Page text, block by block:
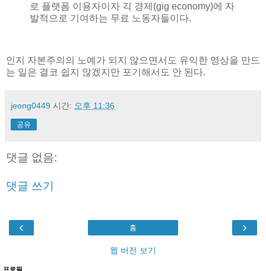
로 플랫폼 이용자이자 긱 경제(gig economy)에 자
발적으로 기여하는 무료 노동자들이다.
인지 자본주의의 노예가 되지 않으면서도 유익한 영상을 만드
는 일은 결코 쉽지 않겠지만 포기해서도 안 된다.
jeong0449 시간: 오후 11:36
공유
댓글 없음:
댓글 쓰기
‹ ›
홈
웹 버전 보기
프로필